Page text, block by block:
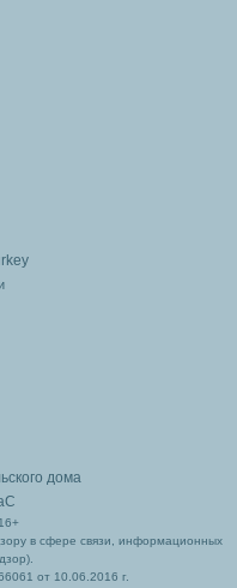
дома
в сфере связи, информационных
от 10.06.2016 г.